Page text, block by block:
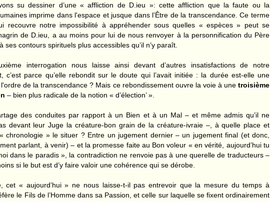
su dessiner d’une « affliction de D.ieu »: cette affliction que la faute ou la
imprime dans l'espace et jusque dans l’Être de la transcendance. Ce terme
recouvre notre impossibilité à appréhender sous quelles « espèces » peut se
de D.ieu, a au moins pour lui de nous renvoyer à la personnification du Père
ses contours spirituels plus accessibles qu’il n’y paraît.
interrogation nous laisse ainsi devant d’autres insatisfactions de notre
c’est parce qu’elle rebondit sur le doute qui l’avait initiée : la durée est-elle une
de la transcendance ? Mais ce rebondissement ouvre la voie à une troisième
– bien plus radicale de la notion « d’élection’ ».
des conduites par rapport à un Bien et à un Mal – et même admis qu’il ne
devant leur Juge la créature-bon grain de la créature-ivraie –, à quelle place et
chronologie » le situer ? Entre un jugement dernier – un jugement final (et donc,
parlant, à venir) – et la promesse faite au Bon voleur « en vérité, aujourd’hui tu
dans le paradis », la contradiction ne renvoie pas à une querelle de traducteurs –
si le but est d’y faire valoir une cohérence qui se dérobe.
cet « aujourd’hui » ne nous laisse-t-il pas entrevoir que la mesure du temps à
le Fils de l’Homme dans sa Passion, et celle sur laquelle se fixent ordinairement